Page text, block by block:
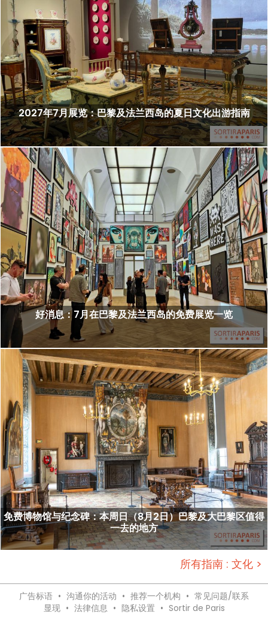
2027年7月展览：巴黎及法兰西岛的夏日文化出游指南
好消息：7月在巴黎及法兰西岛的免费展览一览
免费博物馆与纪念碑：本周日（8月2日）巴黎及大巴黎区值得
一去的地方
所有指南 : 文化 >
广告标语 • 沟通你的活动 • 推荐一个机构 • 常见问题/联系
显现 • 法律信息 • 隐私设置 • Sortir de Paris